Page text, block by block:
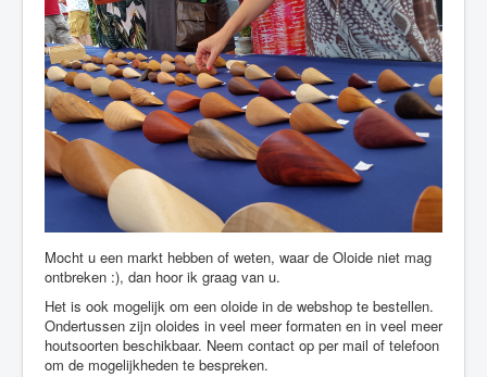
Mocht u een markt hebben of weten, waar de Oloide niet mag
ontbreken :), dan hoor ik graag van u.
Het is ook mogelijk om een oloide in de webshop te bestellen.
Ondertussen zijn oloides in veel meer formaten en in veel meer
houtsoorten beschikbaar. Neem contact op per mail of telefoon
om de mogelijkheden te bespreken.